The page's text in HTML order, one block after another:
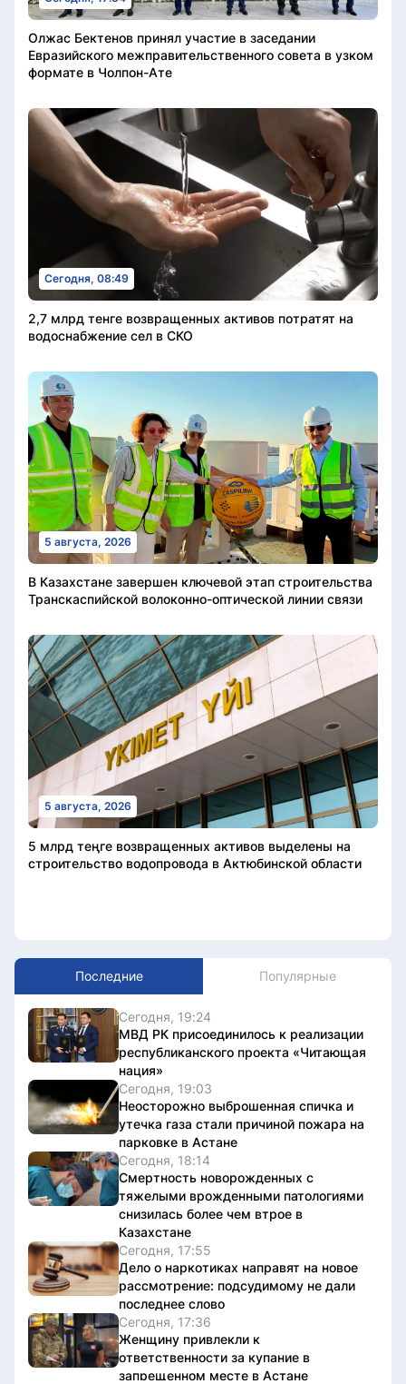
Олжас Бектенов принял участие в заседании
Евразийского межправительственного совета в узком
формате в Чолпон-Ате
Сегодня, 08:49
2,7 млрд тенге возвращенных активов потратят на
водоснабжение сел в СКО
5 августа, 2026
В Казахстане завершен ключевой этап строительства
Транскаспийской волоконно-оптической линии связи
5 августа, 2026
5 млрд теңге возвращенных активов выделены на
строительство водопровода в Актюбинской области
Последние Популярные
Сегодня, 19:24
МВД РК присоединилось к реализации
республиканского проекта «Читающая
нация»
Сегодня, 19:03
Неосторожно выброшенная спичка и
утечка газа стали причиной пожара на
парковке в Астане
Сегодня, 18:14
Смертность новорожденных с
тяжелыми врожденными патологиями
снизилась более чем втрое в
Казахстане
Сегодня, 17:55
Дело о наркотиках направят на новое
рассмотрение: подсудимому не дали
последнее слово
Сегодня, 17:36
Женщину привлекли к
ответственности за купание в
запрещенном месте в Астане